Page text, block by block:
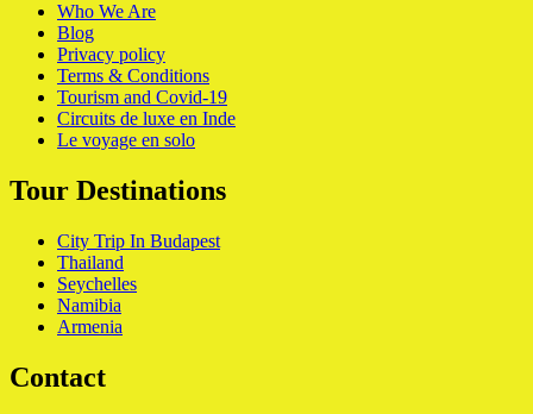
Who We Are
Blog
Privacy policy
Terms & Conditions
Tourism and Covid-19
Circuits de luxe en Inde
Le voyage en solo
Tour Destinations
City Trip In Budapest
Thailand
Seychelles
Namibia
Armenia
Contact